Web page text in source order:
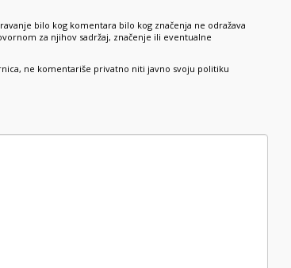
bilo kog komentara bilo kog značenja ne odražava
za njihov sadržaj, značenje ili eventualne
ne komentariše privatno niti javno svoju politiku